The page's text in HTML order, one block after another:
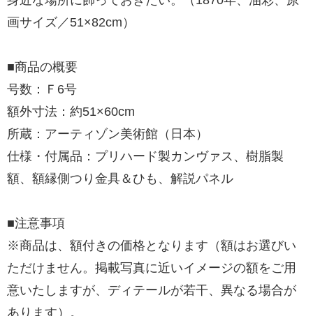
画サイズ／51×82cm）
■商品の概要
号数：Ｆ6号
額外寸法：約51×60cm
所蔵：アーティゾン美術館（日本）
仕様・付属品：プリハード製カンヴァス、樹脂製
額、額縁側つり金具＆ひも、解説パネル
■注意事項
※商品は、額付きの価格となります（額はお選びい
ただけません。掲載写真に近いイメージの額をご用
意いたしますが、ディテールが若干、異なる場合が
あります）。